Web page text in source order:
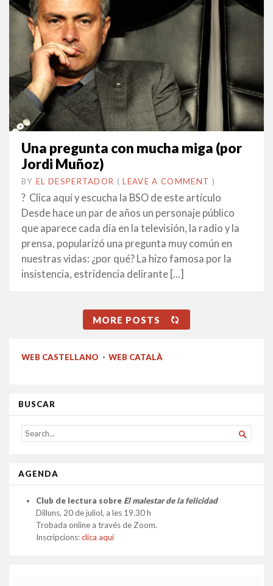
Una pregunta con mucha miga (por
Jordi Muñoz)
BY EL DESPERTADOR ON
23
ABRIL
•(LEAVE A COMMENT )
? Clica aquí y escucha la BSO de este artículo
Desde hace un par de años un personaje público
que aparece cada día en la televisión, la radio y la
prensa, popularizó una pregunta muy común en
nuestras vidas: ¿por qué? La hizo famosa por la
insistencia, estridencia delirante […]
MORE POSTS
WEB CASTELLANO · WEB CATALÀ
BUSCAR
SEARCH
FOR...

AGENDA
Club de lectura sobre El malestar de la felicidad
Dilluns, 20 de juliol, a les 19.30 h
Trobada online a través de Zoom.
Inscripcions:clica aquí